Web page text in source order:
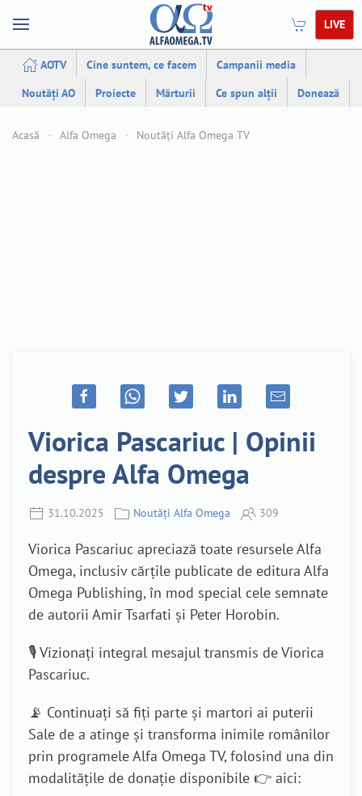
LIVE
AOTV Cine suntem, ce facem
Campanii media
Noutăți AO
Proiecte Mărturii Ce spun alții Donează
Acasă Alfa Omega Noutăți Alfa Omega TV
Viorica Pascariuc | Opinii
despre Alfa Omega
31.10.2025 Noutăți Alfa Omega 309
Viorica Pascariuc apreciază toate resursele Alfa
Omega, inclusiv cărțile publicate de editura Alfa
Omega Publishing, în mod special cele semnate
de autorii Amir Tsarfati și Peter Horobin.
🎙️ Vizionați integral mesajul transmis de Viorica
Pascariuc.
📡 Continuați să fiți parte și martori ai puterii
Sale de a atinge și transforma inimile românilor
prin programele Alfa Omega TV, folosind una din
modalitățile de donație disponibile 👉 aici: